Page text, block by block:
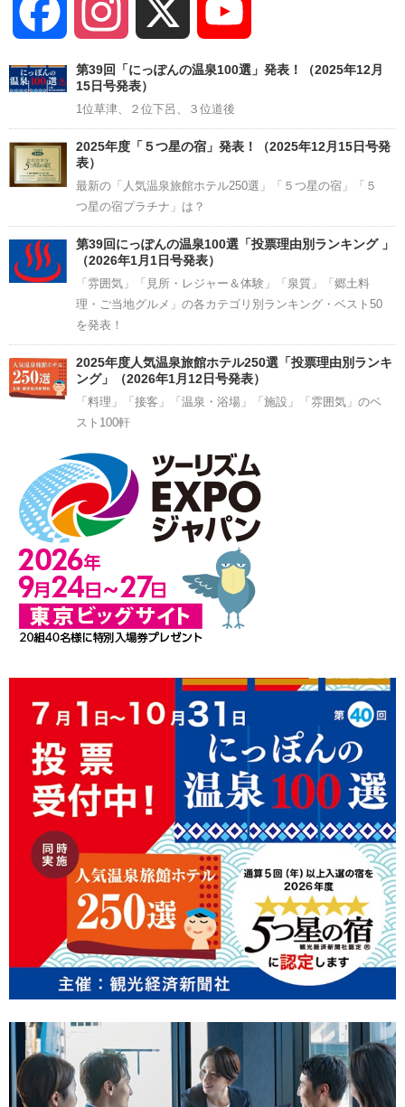
Facebook Instagram
Channel
第39回「にっぽんの温泉100選」発表！（2025年12月
15日号発表）
1位草津、２位下呂、３位道後
2025年度「５つ星の宿」発表！（2025年12月15日号発
表）
最新の「人気温泉旅館ホテル250選」「５つ星の宿」「５
つ星の宿プラチナ」は？
第39回にっぽんの温泉100選「投票理由別ランキング 」
（2026年1月1日号発表）
「雰囲気」「見所・レジャー＆体験」「泉質」「郷土料
理・ご当地グルメ」の各カテゴリ別ランキング・ベスト50
を発表！
2025年度人気温泉旅館ホテル250選「投票理由別ランキ
ング」（2026年1月12日号発表）
「料理」「接客」「温泉・浴場」「施設」「雰囲気」のベ
スト100軒